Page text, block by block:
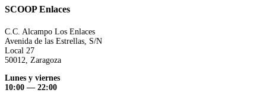
SCOOP Enlaces
C.C. Alcampo Los Enlaces
Avenida de las Estrellas, S/N
Local 27
50012, Zaragoza
Lunes y viernes
10:00 — 22:00